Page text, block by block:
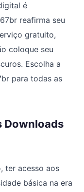
é
reafirma seu
gratuito,
coloque seu
Escolha a
para todas as
Downloads
ter acesso aos
básica na era